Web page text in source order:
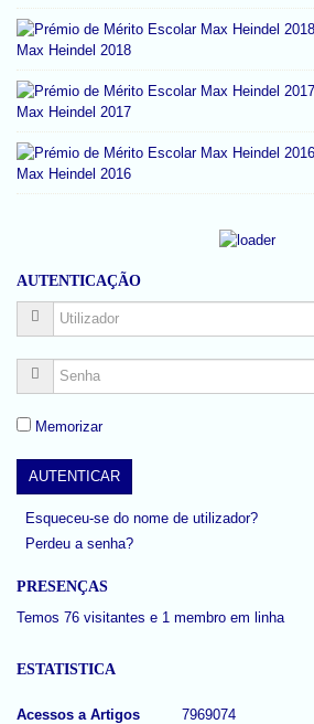
Max Heindel 2018
Max Heindel 2017
Max Heindel 2016
AUTENTICAÇÃO
Memorizar
Esqueceu-se do nome de utilizador?
Perdeu a senha?
PRESENÇAS
Temos 76 visitantes e 1 membro em linha
ESTATISTICA
Acessos a Artigos 7969074